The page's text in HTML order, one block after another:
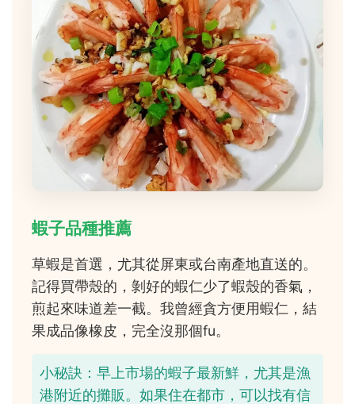
蝦子品種推薦
草蝦是首選，尤其從屏東或台南產地直送的。
記得買帶殼的，剝好的蝦仁少了蝦殼的香氣，
煎起來味道差一截。我曾經貪方便用蝦仁，結
果成品像橡皮，完全沒那個fu。
小秘訣：早上市場的蝦子最新鮮，尤其是漁
港附近的攤販。如果住在都市，可以找有信